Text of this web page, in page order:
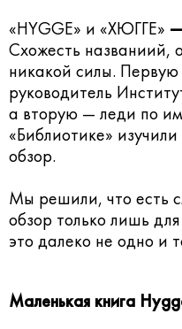
«HYGGE» и «ХЮГГЕ»
Схожесть названиий,
никакой силы.
руководитель
а вторую — леди по
«Библиотике»
обзор.
Мы решили, что есть
обзор только лишь
это далеко не одно и
Маленькая книга